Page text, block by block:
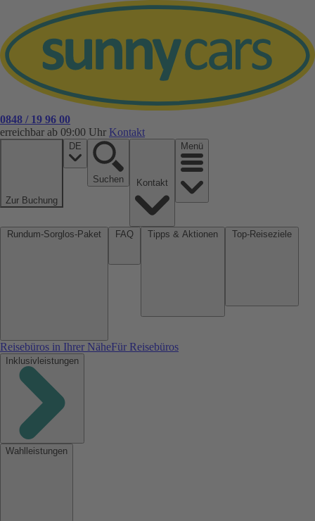
0848 / 19 96 00
erreichbar ab 09:00 Uhr Kontakt
Zur Buchung
DE
Suchen
Menü
Reisebüros in Ihrer NäheFür Reisebüros
Inklusivleistungen
Wahlleistungen